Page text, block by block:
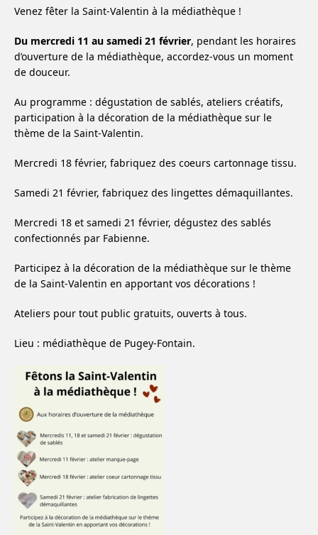
Venez fêter la Saint-Valentin à la médiathèque !
Du mercredi 11 au samedi 21 février, pendant les horaires
d’ouverture de la médiathèque, accordez-vous un moment
de douceur.
Au programme : dégustation de sablés, ateliers créatifs,
participation à la décoration de la médiathèque sur le
thème de la Saint-Valentin.
Mercredi 18 février, fabriquez des coeurs cartonnage tissu.
Samedi 21 février, fabriquez des lingettes démaquillantes.
Mercredi 18 et samedi 21 février, dégustez des sablés
confectionnés par Fabienne.
Participez à la décoration de la médiathèque sur le thème
de la Saint-Valentin en apportant vos décorations !
Ateliers pour tout public gratuits, ouverts à tous.
Lieu : médiathèque de Pugey-Fontain.